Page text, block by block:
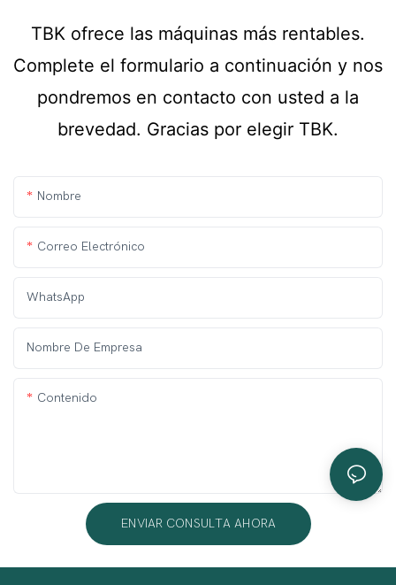
TBK ofrece las máquinas más rentables.
Complete el formulario a continuación y nos
pondremos en contacto con usted a la
brevedad. Gracias por elegir TBK.
Nombre
Correo Electrónico
WhatsApp
Nombre De Empresa
Contenido
ENVIAR CONSULTA AHORA